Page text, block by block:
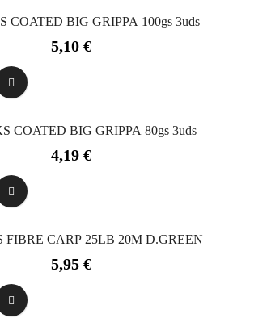
COATED BIG GRIPPA 100gs 3uds
Precio
5,10 €
COATED BIG GRIPPA 80gs 3uds
Precio
4,19 €
FIBRE CARP 25LB 20M D.GREEN
Precio
5,95 €